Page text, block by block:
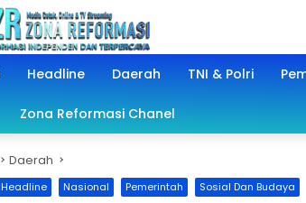
Headline Daerah TNI & Polri
Zona Reformasi Chanel
Daerah
Headline Nasional Pemerintah Sosial Dan Budaya